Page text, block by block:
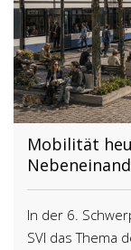
Mobilität
In der 6.
SVI das Thema